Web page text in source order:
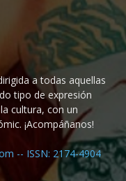
a todas aquellas
tipo de expresión
cultura, con un
¡Acompáñanos!
-- ISSN: 2174-4904